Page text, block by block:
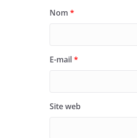
Nom *
E-mail*
Site web